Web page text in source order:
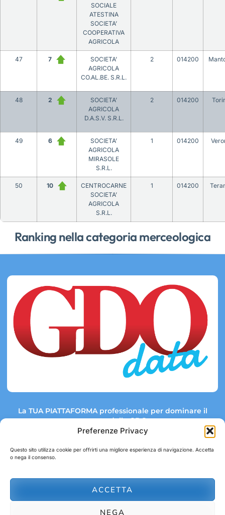
Preferenze Privacy
Questo sito utilizza cookie per offrirti una migliore esperienza di navigazione. Accetta
o nega il consenso.
ACCETTA
NEGA
Ranking nella categoria merceologica
SOCIALE
ATESTINA
SOCIETA’
COOPERATIVA
AGRICOLA
47 7
SOCIETA’
AGRICOLA
CO.AL.BE. S.R.L.
2 014200
48 2
SOCIETA’
AGRICOLA
D.A.S.V. S.R.L.
2 014200
49 6
SOCIETA’
AGRICOLA
MIRASOLE
S.R.L.
1 014200
50 10
CENTROCARNE
SOCIETA’
AGRICOLA
S.R.L.
1 014200
La TUA PIATTAFORMA professionale per dominare il
mercato della GDO.
Link rapidi:
abbonamenti@gdodata.it